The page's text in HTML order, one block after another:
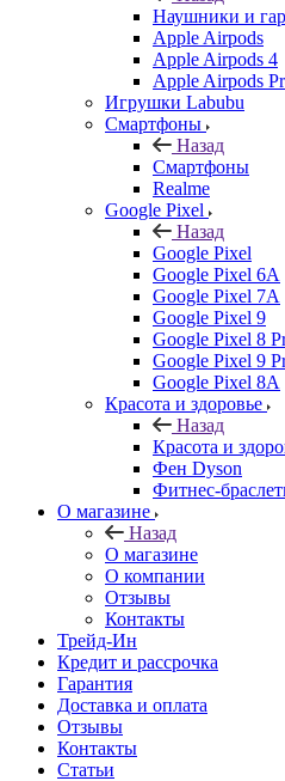
Наушники и
Apple Airpods
Apple Airpods 4
Apple Airpods
Игрушки Labubu
Смартфоны
Назад
Смартфоны
Realme
Google Pixel
Назад
Google Pixel
Google Pixel 6A
Google Pixel 7А
Google Pixel 9
Google Pixel 8
Google Pixel 9
Google Pixel 8A
Красота и здоровье
Назад
Красота и
Фен Dyson
Фитнес-
О магазине
Назад
О магазине
О компании
Отзывы
Контакты
Трейд-Ин
Кредит и рассрочка
Гарантия
Доставка и оплата
Отзывы
Контакты
Статьи